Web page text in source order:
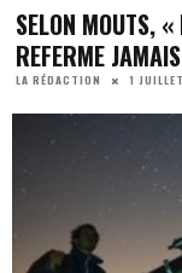
SELON MOUTS, «
REFERME
LA RÉDACTION 1